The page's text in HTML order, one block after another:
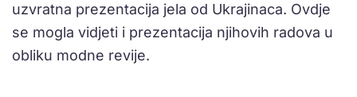
uzvratna prezentacija jela od Ukrajinaca. Ovdje
se mogla vidjeti i prezentacija njihovih radova u
obliku modne revije.